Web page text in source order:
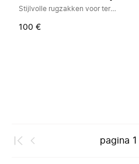
Stijlvolle rugzakken voor terug naar school
100 €
pagina 1